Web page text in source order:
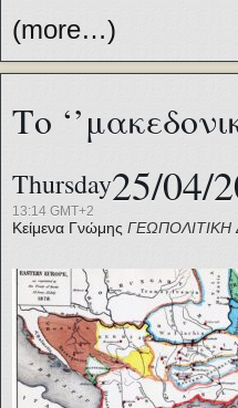
(more…)
Το
Thursday25/04/
13:14 GMT+2
Κείμενα Γνώμης ΓΕΩΠΟΛΙΤΙΚΗ